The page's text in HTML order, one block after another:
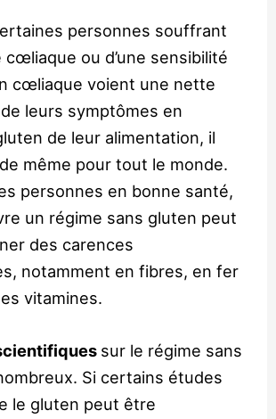
personnes souffrant
cœliaque ou d’une sensibilité
cœliaque voient une nette
leurs symptômes en
de leur alimentation, il
même pour tout le monde.
personnes en bonne santé,
un régime sans gluten peut
des carences
notamment en fibres, en fer
vitamines.
sur le régime sans
Si certains études
le gluten peut être